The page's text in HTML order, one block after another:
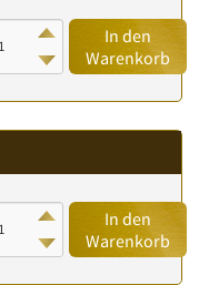
In den
Warenkorb
In den
Warenkorb